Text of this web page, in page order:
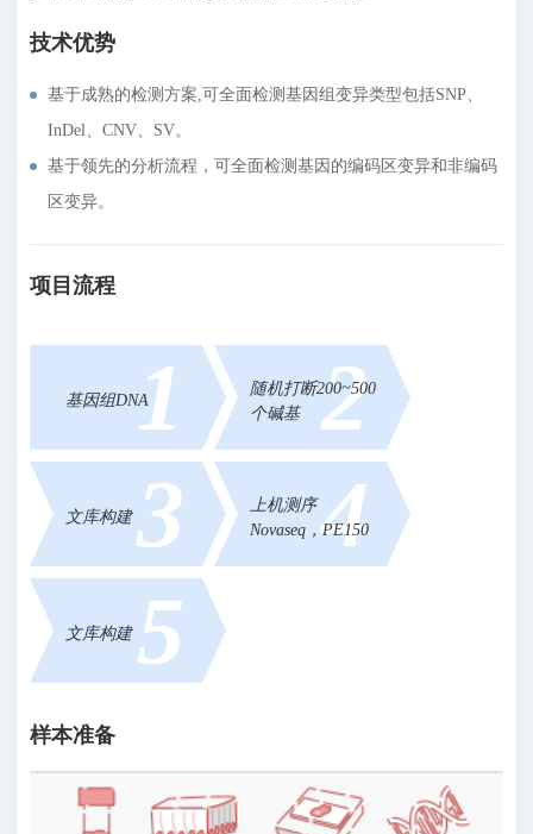
技术优势
基于成熟的检测方案,可全面检测基因组变异类型包括SNP、
InDel、CNV、SV。
基于领先的分析流程，可全面检测基因的编码区变异和非编码
区变异。
项目流程
基因组DNA1
随机打断200~500
个碱基
2
文库构建 3
上机测序
Novaseq，PE150
4
文库构建 5
样本准备